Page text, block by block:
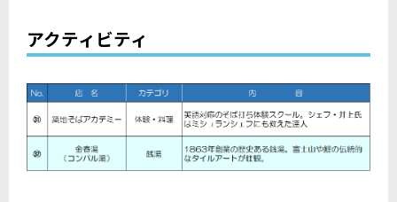
アクティビティ